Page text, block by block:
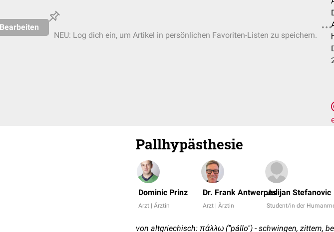
NEU: Log dich ein, um Artikel in persönlichen Favoriten-Listen zu speichern.
Pallhypästhesie
Dominic Prinz
Arzt | Ärztin
Dr. Frank Antwerpes
Arzt | Ärztin
Julijan Stefanovic
Student/in der
von altgriechisch: πάλλω ("pállo") - schwingen, zittern,